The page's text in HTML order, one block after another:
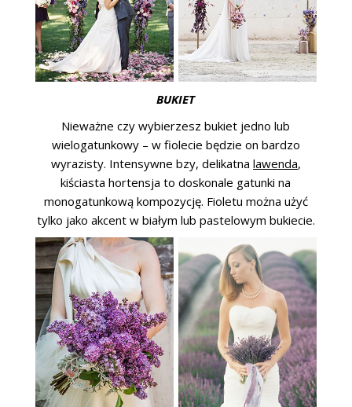
BUKIET
Nieważne czy wybierzesz bukiet jedno lub
wielogatunkowy – w fiolecie będzie on bardzo
wyrazisty. Intensywne bzy, delikatna lawenda,
kiściasta hortensja to doskonale gatunki na
monogatunkową kompozycję. Fioletu można użyć
tylko jako akcent w białym lub pastelowym bukiecie.